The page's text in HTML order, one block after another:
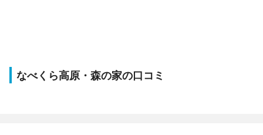
なべくら高原・森の家の口コミ